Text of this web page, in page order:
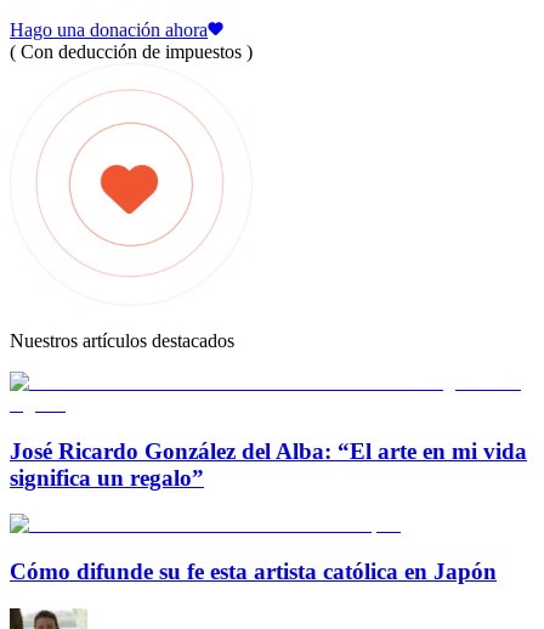
Hago una donación ahora
( Con deducción de impuestos )
Nuestros artículos destacados
José Ricardo González del Alba: “El arte en mi vida
significa un regalo”
Cómo difunde su fe esta artista católica en Japón